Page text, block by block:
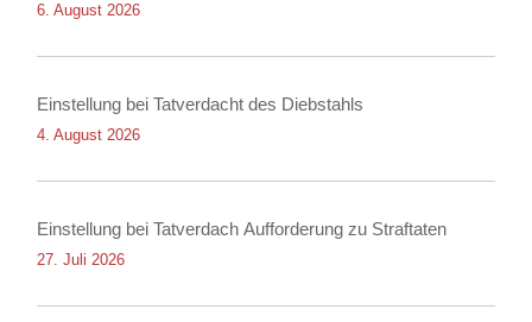
6. August 2026
Einstellung bei Tatverdacht des Diebstahls
4. August 2026
Einstellung bei Tatverdach Aufforderung zu Straftaten
27. Juli 2026